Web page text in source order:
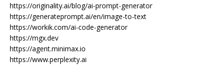
https://originality.ai/blog/ai-prompt-generator
https://generateprompt.ai/en/image-to-text
https://workik.com/ai-code-generator
https://mgx.dev
https://agent.minimax.io
https://www.perplexity.ai